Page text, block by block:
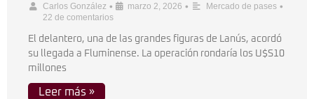
Carlos González • marzo 2, 2026 • Mercado de pases •
22 de comentarios
El delantero, una de las grandes figuras de Lanús, acordó
su llegada a Fluminense. La operación rondaría los U$S10
millones
Leer más »